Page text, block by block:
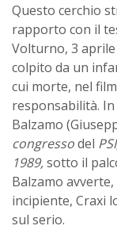
Questo cerchio
rapporto con il
Volturno, 3
colpito da un
cui morte, nel
responsabilità.
Balzamo
congressodel
1989,sotto il
Balzamo
incipiente, Craxi
sul serio.